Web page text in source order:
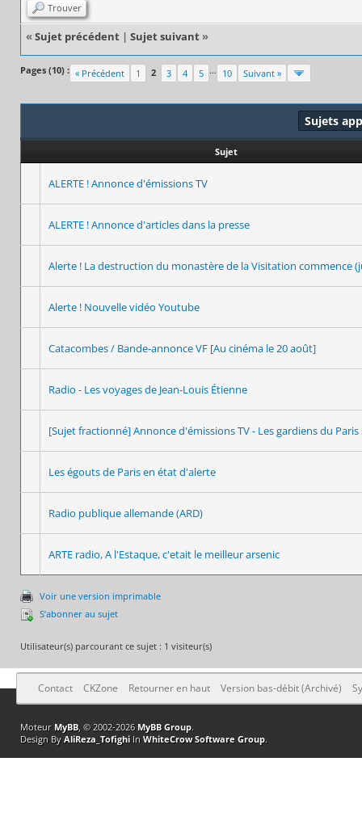
Trouver
« Sujet précédent | Sujet suivant »
Pages (10) : « Précédent 1 2 3 4 5 … 10 Suivant »
Sujets
Sujet
ALERTE ! Annonce d'émissions TV
ALERTE ! Annonce d'articles dans la presse
Alerte ! La destruction du monastère de la Visitation commence
Alerte ! Nouvelle vidéo Youtube
Catacombes / Bande-annonce VF [Au cinéma le 20 août]
Radio - Les voyages de Jean-Louis Étienne
[Sujet fractionné] Annonce d'émissions TV - Les gardiens du
Les égouts de Paris en état d'alerte
Radio publique allemande (ARD)
ARTE radio, A l'Estaque, c'etait le meilleur arsenic
Voir une version imprimable
S’abonner au sujet
Utilisateur(s) parcourant ce sujet : 1 visiteur(s)
Contact CKZone Retourner en haut Version bas-débit (Archivé)
Moteur MyBB, © 2002-2026 MyBB Group.
Design By AliReza_TofighiIn WhiteCrow Software Group.